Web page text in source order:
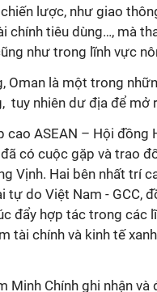
lược, như giao
chính tiêu dùng…, mà
như trong lĩnh vực
Oman là một trong
tuy nhiên dư địa để mở
cao ASEAN – Hội
có cuộc gặp và trao
Vịnh. Hai bên nhất trí
tự do Việt Nam - GCC,
đẩy hợp tác trong các
tài chính và kinh tế
Minh Chính ghi nhận